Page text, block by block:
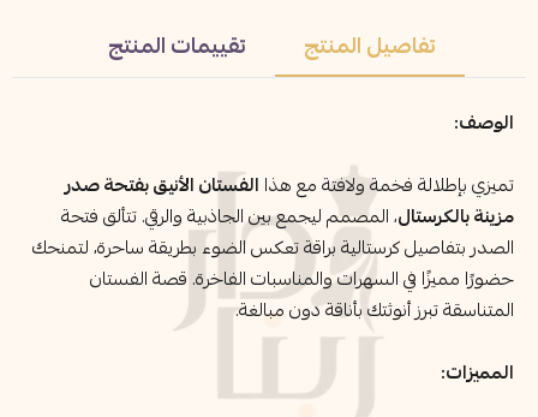
تفاصيل المنتج تقييمات المنتج
الوصف:
تميزي بإطلالة فخمة ولافتة مع هذا الفستان الأنيق بفتحة صدر
مزينة بالكرستال، المصمم ليجمع بين الجاذبية والرقي. تتألق فتحة
الصدر بتفاصيل كرستالية براقة تعكس الضوء بطريقة ساحرة، لتمنحك
حضورًا مميزًا في السهرات والمناسبات الفاخرة. قصة الفستان
المتناسقة تبرز أنوثتك بأناقة دون مبالغة.
المميزات: